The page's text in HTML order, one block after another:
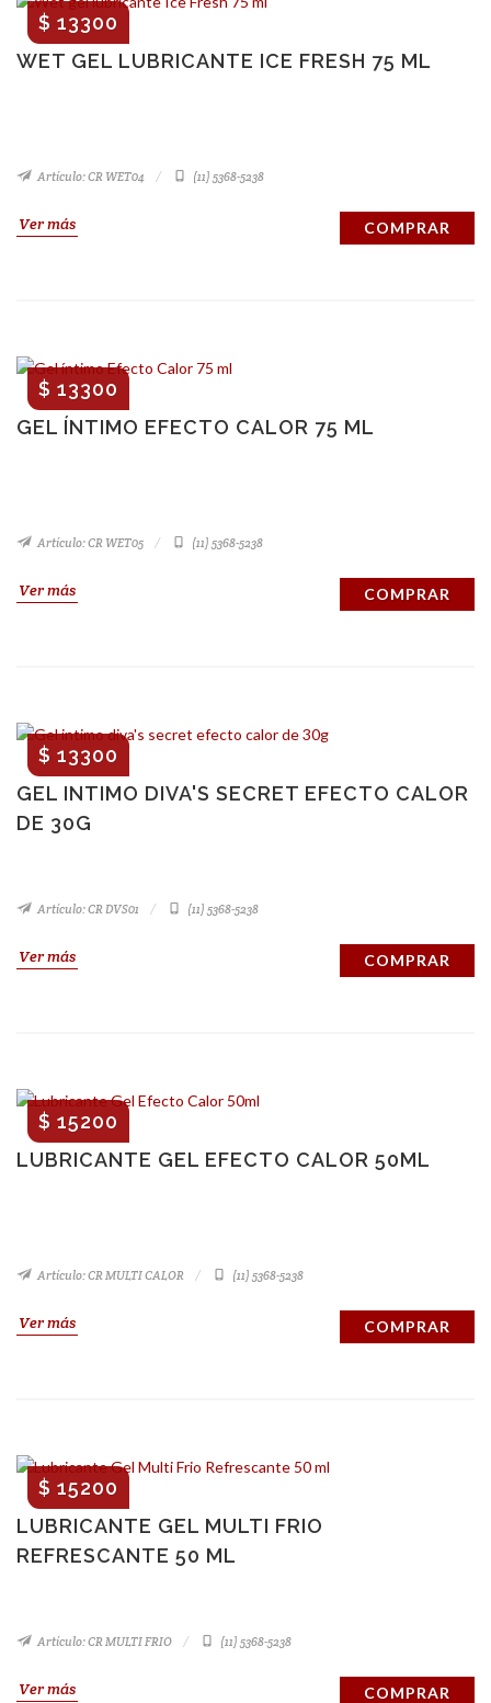
WET GEL LUBRICANTE ICE FRESH 75 ML
$ 13300
Artículo: CR WET04 (11) 5368-5238
Ver más COMPRAR
GEL ÍNTIMO EFECTO CALOR 75 ML
$ 13300
Artículo: CR WET05 (11) 5368-5238
Ver más COMPRAR
GEL INTIMO DIVA'S SECRET EFECTO CALOR
DE 30G
$ 13300
Artículo: CR DVS01 (11) 5368-5238
Ver más COMPRAR
LUBRICANTE GEL EFECTO CALOR 50ML
$ 15200
Artículo: CR MULTI CALOR (11) 5368-5238
Ver más COMPRAR
LUBRICANTE GEL MULTI FRIO
REFRESCANTE 50 ML
$ 15200
Artículo: CR MULTI FRIO (11) 5368-5238
Ver más COMPRAR